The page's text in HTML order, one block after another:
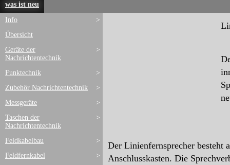
was ist neu
>
Info
Übersicht
>
Geräte der
Nachrichtentechnik
>
Funktechnik
>
Zubehör Nachrichtentechnik
>
Messgeräte
>
Taschen der
Nachrichtentechnik
>
Feldkabelbau
>
Feldfernkabel
Der Linienfernsprecher besteht
Anschlusskasten. Die